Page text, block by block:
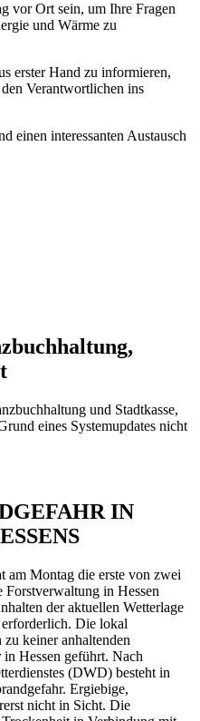
vor Ort sein, um Ihre Fragen
und Wärme zu
erster Hand zu informieren,
Verantwortlichen ins
einen interessanten Austausch
und Stadtkasse,
eines Systemupdates nicht
IN
am Montag die erste von zwei
in Hessen
der aktuellen Wetterlage
erforderlich. Die lokal
zu keiner anhaltenden
Hessen geführt. Nach
(DWD) besteht in
Ergiebige,
nicht in Sicht. Die